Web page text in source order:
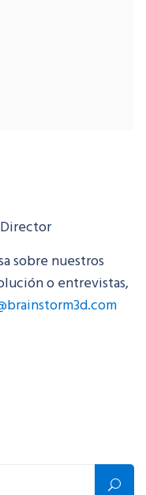
sobre nuestros
o entrevistas,